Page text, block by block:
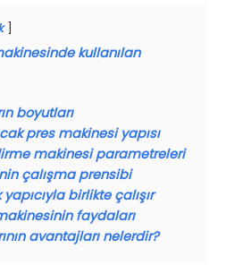
kullanılan
boyutları
pres makinesi yapısı
makinesi parametreleri
çalışma prensibi
birlikte çalışır
faydaları
avantajları nelerdir?